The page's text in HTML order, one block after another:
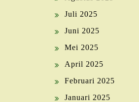
Juli 2025
Juni 2025
Mei 2025
April 2025
Februari 2025
Januari 2025